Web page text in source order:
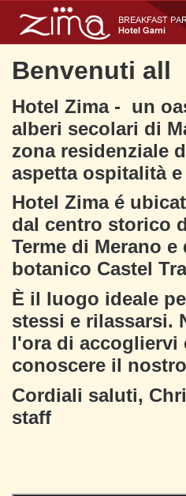
Benvenuti all
Hotel Zima - un
alberi secolari di
zona residenziale
aspetta ospitalità
Hotel Zima é
dal centro storico
Terme di Merano
botanico Castel
È il luogo ideale
stessi e rilassarsi.
l'ora di accogliervi
conoscere il
Cordiali saluti,
staff